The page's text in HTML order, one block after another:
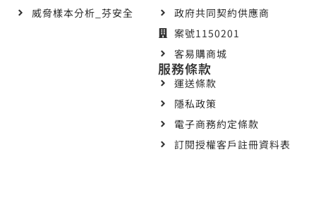
政府共同契約供應商
案號1150201
客易購商城
威脅樣本分析_芬安全
服務條款
運送條款
隱私政策
電子商務約定條款
訂閱授權客戶註冊資料表